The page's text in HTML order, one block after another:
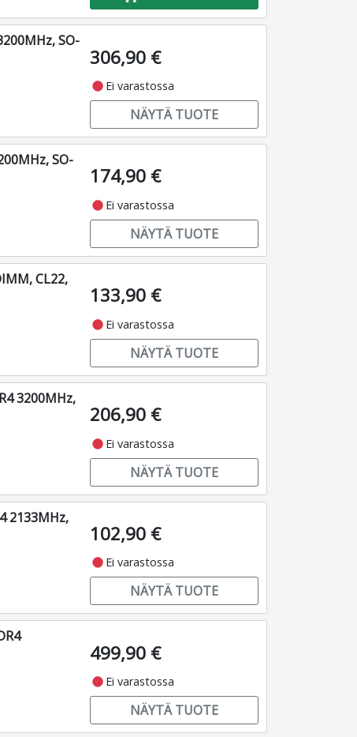
SO-
306,90 €
fiber_manual_record Ei varastossa
NÄYTÄ TUOTE
SO-
174,90 €
fiber_manual_record Ei varastossa
NÄYTÄ TUOTE
CL22,
133,90 €
fiber_manual_record Ei varastossa
NÄYTÄ TUOTE
3200MHz,
206,90 €
fiber_manual_record Ei varastossa
NÄYTÄ TUOTE
2133MHz,
102,90 €
fiber_manual_record Ei varastossa
NÄYTÄ TUOTE
499,90 €
fiber_manual_record Ei varastossa
NÄYTÄ TUOTE